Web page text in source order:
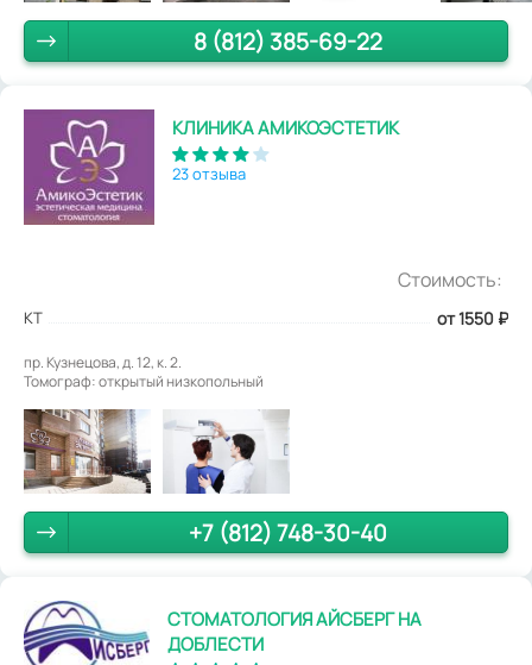
8 (812) 385-69-22
КЛИНИКА АМИКОЭСТЕТИК
23 отзыва
Стоимость:
КТ от 1550 ₽
пр. Кузнецова, д. 12, к. 2.
Томограф: открытый низкопольный
+7 (812) 748-30-40
СТОМАТОЛОГИЯ АЙСБЕРГ НА
ДОБЛЕСТИ